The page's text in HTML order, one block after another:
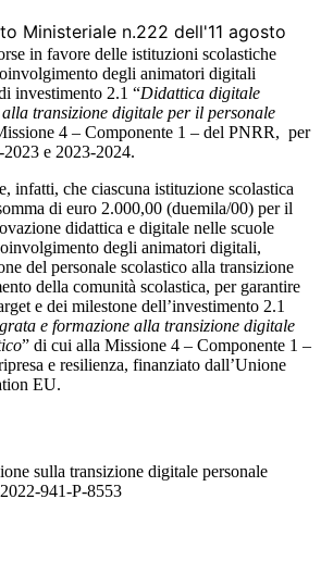
Ministeriale n.222 dell'11 agosto
in favore delle istituzioni scolastiche
degli animatori digitali
investimento 2.1 “Didattica digitale
transizione digitale per il personale
4 – Componente 1 – del PNRR, per
e 2023-2024.
infatti, che ciascuna istituzione scolastica
di euro 2.000,00 (duemila/00) per il
didattica e digitale nelle scuole
degli animatori digitali,
del personale scolastico alla transizione
della comunità scolastica, per garantire
e dei milestone dell’investimento 2.1
e formazione alla transizione digitale
” di cui alla Missione 4 – Componente 1 –
e resilienza, finanziato dall’Unione
EU.
sulla transizione digitale personale
941-P-8553